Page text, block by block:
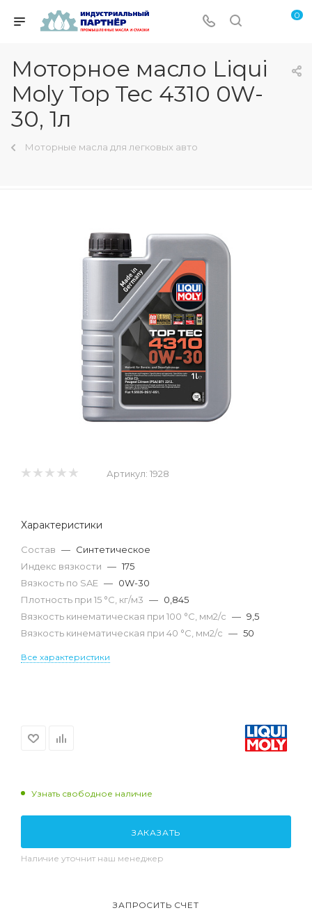
0
Моторное масло Liqui
Moly Top Tec 4310 0W-
30, 1л
Моторные масла для легковых авто
Артикул: 1928
Характеристики
Состав — Синтетическое
Индекс вязкости — 175
Вязкость по SAE — 0W-30
Плотность при 15 °С, кг/м3 — 0,845
Вязкость кинематическая при 100 °С, мм2/с — 9,5
Вязкость кинематическая при 40 °С, мм2/с — 50
Все характеристики
Узнать свободное наличие
ЗАКАЗАТЬ
Наличие уточнит наш менеджер
ЗАПРОСИТЬ СЧЕТ